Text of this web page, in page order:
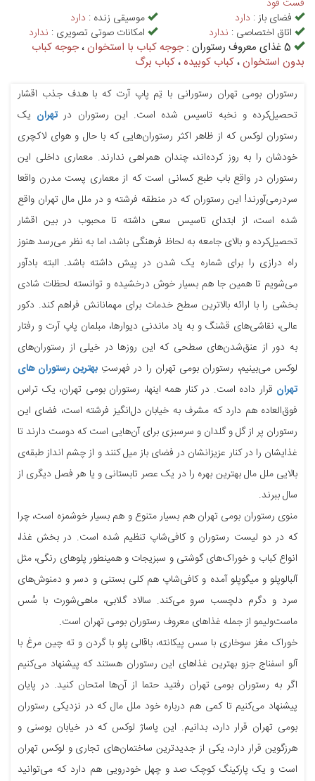
فست فود
فضای باز : دارد موسیقی زنده : دارد
اتاق اختصاصی : ندارد امکانات صوتی تصویری : ندارد
5 غذای معروف رستوران : جوجه کباب با استخوان،جوجه کباب
بدون استخوان،کباب کوبیده،کباب برگ
رستوران بومی تهران رستورانی با تِم پاپ آرت که با هدف جذب اقشار
تحصیل‌کرده و نخبه تاسیس شده است. این رستوران در تهران یک
رستوران لوکس که از ظاهر اکثر رستوران‌هایی که با حال و هوای لاکچری‌
خودشان را به روز کرده‌اند، چندان همراهی ندارند. معماری داخلی این
رستوران در واقع باب طبع کسانی است که از معماری پست مدرن واقعا
سردرمی‌آورند! این رستوران که در منطقه فرشته و در ملل مال تهران واقع
شده است، از ابتدای تاسیس سعی داشته تا محبوب در بین اقشار
تحصیل‌کرده و بالای جامعه به لحاظ فرهنگی باشد، اما به نظر می‌رسد هنوز
راه درازی را برای شماره یک شدن در پیش داشته باشد. البته بادآور
می‌شویم تا همین جا هم بسیار خوش درخشیده و توانسته لحظات شادی
بخشی را با ارائه بالاترین سطح خدمات برای مهمانانش فراهم کند. دکور
عالی، نقاشی‌های قشنگ و به یاد ماندنی دیوارها، مبلمان پاپ ‌آرت و رفتار
به دور از عنق‌شدن‌های سطحی که این روزها در خیلی از رستوران‌های
لوکس می‌بینیم، رستوران بومی‌ تهران را در فهرستِبهترین‌ رستوران های
تهران قرار داده است. در کنار همه اینها، رستوران بومی تهران، یک تراس
فوق‌العاده هم دارد که مشرف به خیابان دل‌انگیز فرشته است، فضای این
رستوران پر از گل و گلدان و سرسبزی برای آن‌هایی است که دوست دارند تا
غذایشان را در کنار عزیزانشان در فضای باز میل کنند و از چشم انداز طبقه‌ی
بالایی ملل مال بهترین بهره را در یک عصر تابستانی و یا هر فصل دیگری از
سال ببرند.
منوی رستوران بومی تهران هم بسیار متنوع و هم بسیار خوشمزه است، چرا
که در دو لیست رستوران و کافی‌شاپ تنظیم شده است. در بخش غذا،
انواع کباب و خوراک‌های گوشتی و سبزیجات و همینطور پلوهای رنگی، مثل
آلبالوپلو و میگوپلو آمده و کافی‌شاپ هم کلی بستنی و دسر و دمنوش‌های
سرد و دگرم دلچسب سرو می‌کند. سالاد گلابی، ماهی‌شورت با سُس
ماست‌و‌لیمو از جمله غذاهای معروف رستوران بومی تهران است.
خوراک مغز سوخاری با سس پیکانته، باقالی پلو با گردن و ته چین مرغ با
آلو اسفناج جزو بهترین غذاهای این رستوران هستند که پیشنهاد می‌کنیم
اگر به رستوران بومی تهران رفتید حتما از آن‌ها امتحان کنید. در پایان
پیشنهاد می‌کنیم تا کمی هم درباره خود ملل مال که در نزدیکی رستوران
بومی تهران قرار دارد، بدانیم. این پاساژ لوکس که در خیابان بوسنی و
هرزگوین قرار دارد، یکی از جدیدترین ساختمان‌های تجاری و لوکس تهران
است و یک پارکینگ کوچک صد و چهل خودرویی هم دارد که می‌توانید